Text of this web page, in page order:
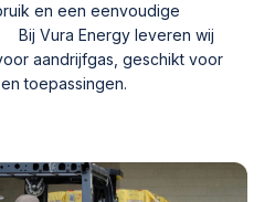
en een eenvoudige
Bij Vura Energy leveren wij
aandrijfgas, geschikt voor
toepassingen.